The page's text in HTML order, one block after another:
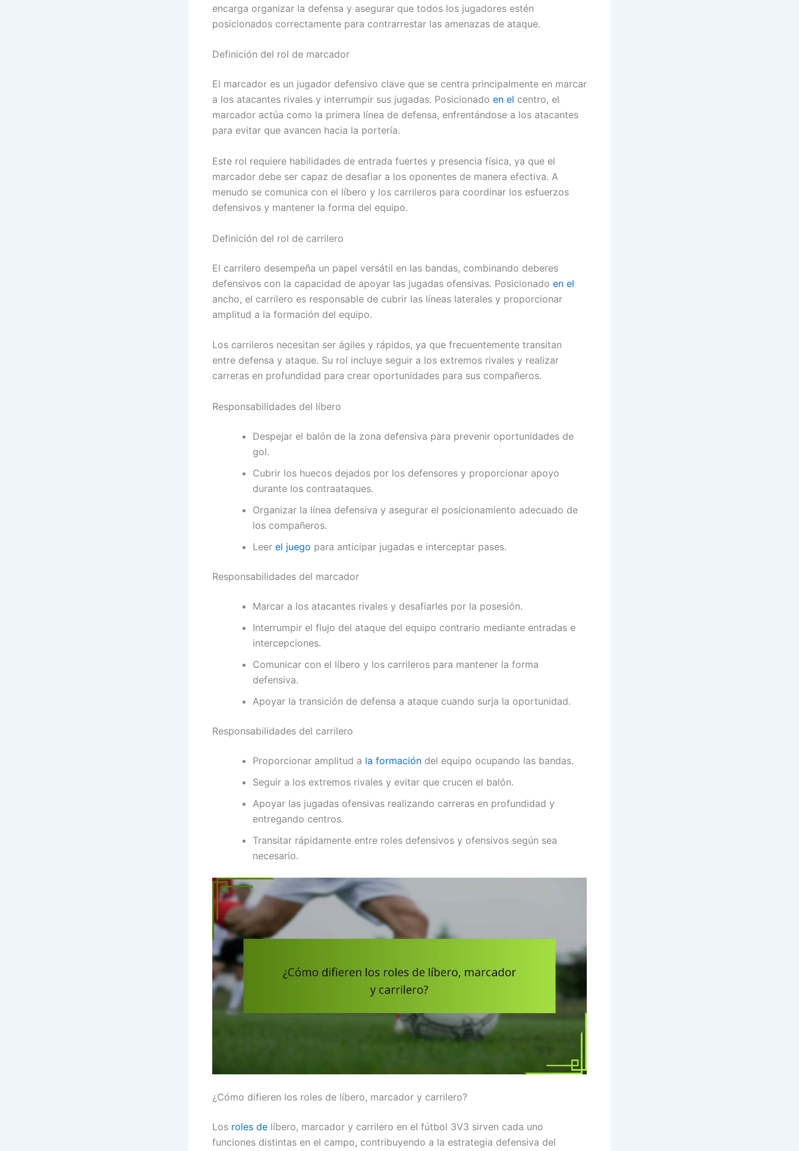
encarga organizar la defensa y asegurar que todos los jugadores estén
posicionados correctamente para contrarrestar las amenazas de ataque.
Definición del rol de marcador
El marcador es un jugador defensivo clave que se centra principalmente en marcar
a los atacantes rivales y interrumpir sus jugadas. Posicionado en el centro, el
marcador actúa como la primera línea de defensa, enfrentándose a los atacantes
para evitar que avancen hacia la portería.
Este rol requiere habilidades de entrada fuertes y presencia física, ya que el
marcador debe ser capaz de desafiar a los oponentes de manera efectiva. A
menudo se comunica con el líbero y los carrileros para coordinar los esfuerzos
defensivos y mantener la forma del equipo.
Definición del rol de carrilero
El carrilero desempeña un papel versátil en las bandas, combinando deberes
defensivos con la capacidad de apoyar las jugadas ofensivas. Posicionado en el
ancho, el carrilero es responsable de cubrir las líneas laterales y proporcionar
amplitud a la formación del equipo.
Los carrileros necesitan ser ágiles y rápidos, ya que frecuentemente transitan
entre defensa y ataque. Su rol incluye seguir a los extremos rivales y realizar
carreras en profundidad para crear oportunidades para sus compañeros.
Responsabilidades del líbero
Despejar el balón de la zona defensiva para prevenir oportunidades de
gol.
Cubrir los huecos dejados por los defensores y proporcionar apoyo
durante los contraataques.
Organizar la línea defensiva y asegurar el posicionamiento adecuado de
los compañeros.
Leer el juego para anticipar jugadas e interceptar pases.
Responsabilidades del marcador
Marcar a los atacantes rivales y desafiarles por la posesión.
Interrumpir el flujo del ataque del equipo contrario mediante entradas e
intercepciones.
Comunicar con el líbero y los carrileros para mantener la forma
defensiva.
Apoyar la transición de defensa a ataque cuando surja la oportunidad.
Responsabilidades del carrilero
Proporcionar amplitud a la formación del equipo ocupando las bandas.
Seguir a los extremos rivales y evitar que crucen el balón.
Apoyar las jugadas ofensivas realizando carreras en profundidad y
entregando centros.
Transitar rápidamente entre roles defensivos y ofensivos según sea
necesario.
¿Cómo difieren los roles de líbero, marcador y carrilero?
Los roles de líbero, marcador y carrilero en el fútbol 3V3 sirven cada uno
funciones distintas en el campo, contribuyendo a la estrategia defensiva del